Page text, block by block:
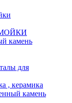
камень
для
, керамика
камень